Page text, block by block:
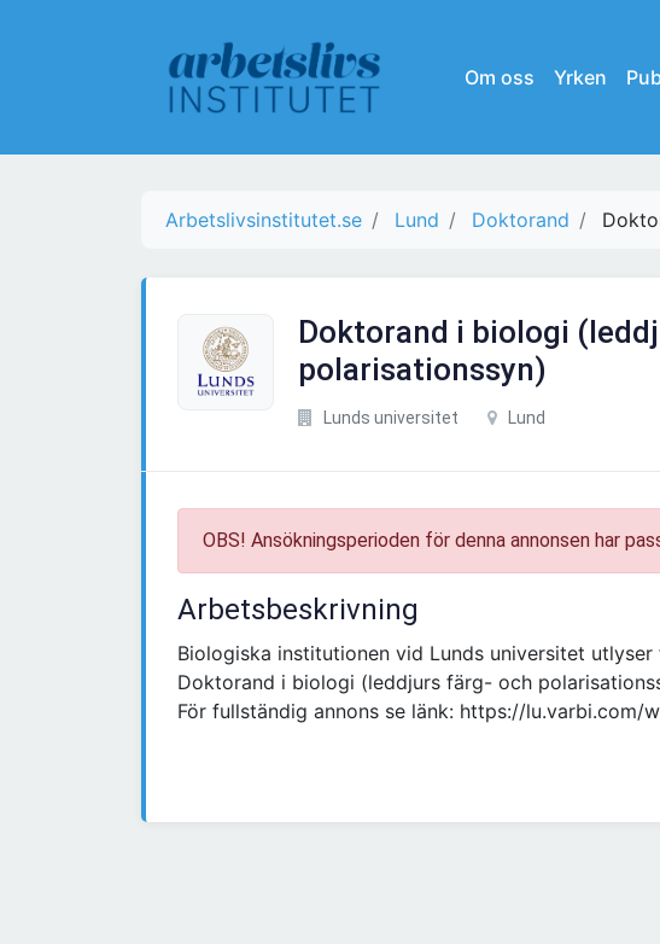
Om oss Yrken
Arbetslivsinstitutet.se Lund Doktorand
Doktorand i biologi
polarisationssyn)
Lunds universitet Lund
OBS! Ansökningsperioden för denna annonsen har
Arbetsbeskrivning
Biologiska institutionen vid Lunds universitet
Doktorand i biologi (leddjurs färg- och
För fullständig annons se länk: https://lu.varbi.com/